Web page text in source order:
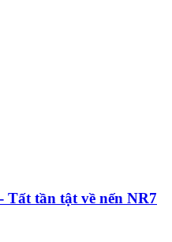
tần tật về nến NR7